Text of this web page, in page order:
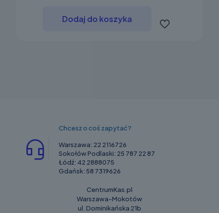
Dodaj do koszyka
Chcesz o coś zapytać?
Warszawa: 22 2116726
Sokołów Podlaski: 25 787 22 87
Łódź: 42 2888075
Gdańsk: 58 7319626
CentrumKas.pl
Warszawa-Mokotów
ul. Dominikańska 21b